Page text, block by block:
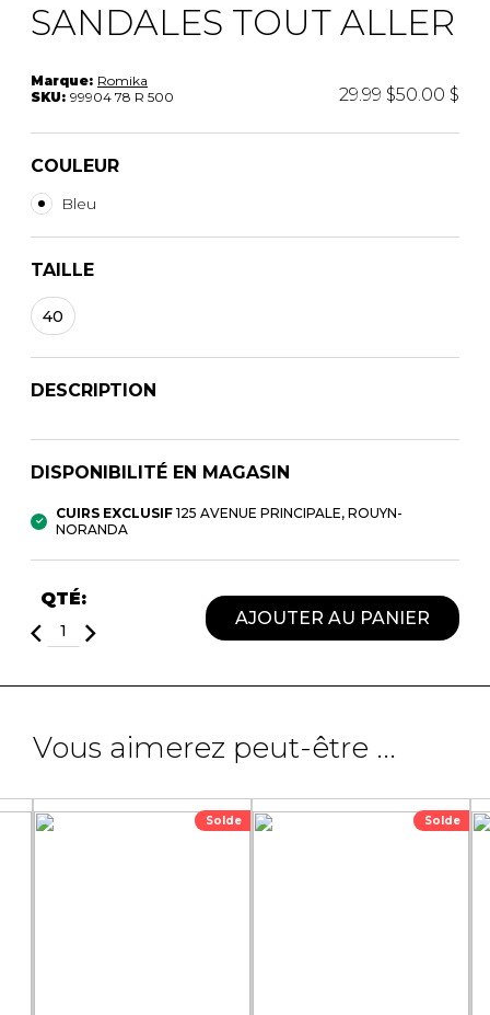
SANDALES TOUT ALLER
Marque: Romika
SKU: 99904 78 R 500 29.99 $50.00 $
COULEUR
Bleu
TAILLE
40
DESCRIPTION
DISPONIBILITÉ EN MAGASIN
CUIRS EXCLUSIF 125 AVENUE PRINCIPALE, ROUYN-
NORANDA
QTÉ:
AJOUTER AU PANIER
Vous aimerez peut-être ...
Solde Solde